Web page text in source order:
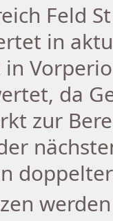
Feld
in
da
zur